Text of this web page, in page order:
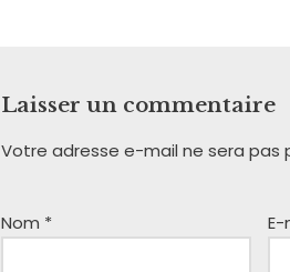
Laisser un commentaire
Votre adresse e-mail ne sera pas
Nom * E-